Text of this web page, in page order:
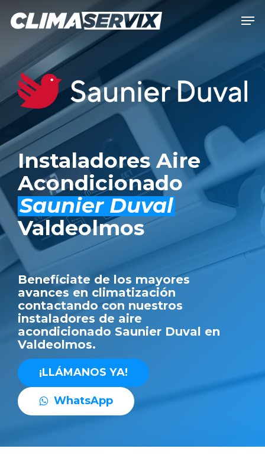
content
Instaladores Aire
Acondicionado
Saunier Duval
Valdeolmos
Benefíciate de los mayores
avances en climatización
contactando con nuestros
instaladores de aire
acondicionado Saunier Duval en
Valdeolmos.
¡LLÁMANOS YA!
WhatsApp
Menu